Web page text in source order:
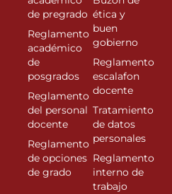
de pregrado
Reglamento
académico
de
posgrados
Reglamento
del personal
docente
Reglamento
de opciones
de grado
ética y
buen
gobierno
Reglamento
escalafon
docente
Tratamiento
de datos
personales
Reglamento
interno de
trabajo